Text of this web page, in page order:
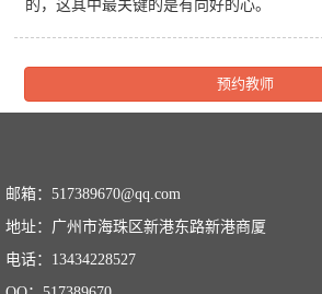
的，这其中最关键的是有向好的心。
预约教师
邮箱：517389670@qq.com
地址：广州市海珠区新港东路新港商厦
电话：13434228527